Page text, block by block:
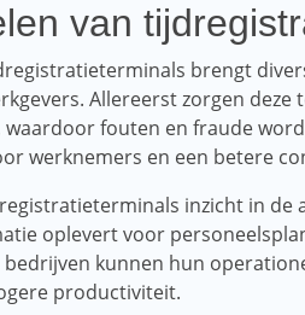
van
brengt
Allereerst zorgen
waardoor fouten en fraude
werknemers en een betere
inzicht in de
oplevert voor
bedrijven kunnen hun
productiviteit.